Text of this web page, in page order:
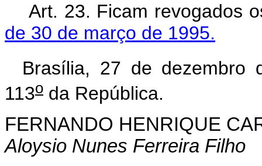
Art. 23. Ficam revogados
de 30 de março de 1995.
Brasília, 27 de dezembro
113o da República.
FERNANDO HENRIQUE
Aloysio Nunes Ferreira Filho